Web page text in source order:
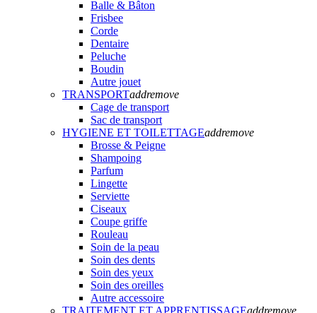
Balle & Bâton
Frisbee
Corde
Dentaire
Peluche
Boudin
Autre jouet
TRANSPORTaddremove
Cage de transport
Sac de transport
HYGIENE ET TOILETTAGEaddremove
Brosse & Peigne
Shampoing
Parfum
Lingette
Serviette
Ciseaux
Coupe griffe
Rouleau
Soin de la peau
Soin des dents
Soin des yeux
Soin des oreilles
Autre accessoire
TRAITEMENT ET APPRENTISSAGEaddremove